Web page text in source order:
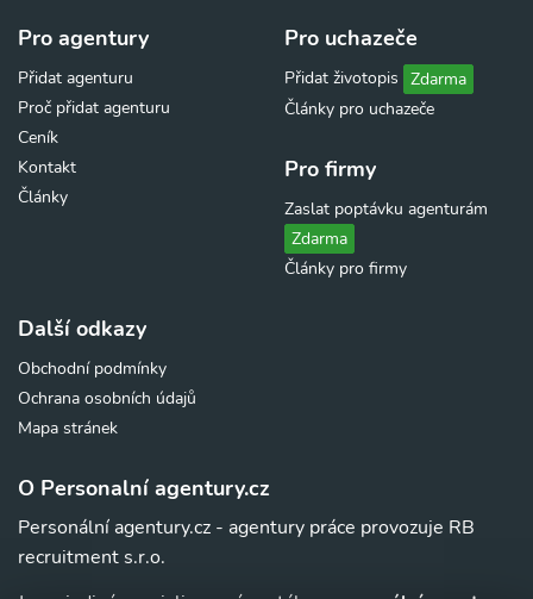
Pro agentury
Přidat agenturu
Proč přidat agenturu
Ceník
Kontakt
Články
Pro uchazeče
Přidat životopis Zdarma
Články pro uchazeče
Pro firmy
Zaslat poptávku agenturám
Zdarma
Články pro firmy
Další odkazy
Obchodní podmínky
Ochrana osobních údajů
Mapa stránek
O Personalní agentury.cz
Personální agentury.cz - agentury práce provozuje RB
recruitment s.r.o.